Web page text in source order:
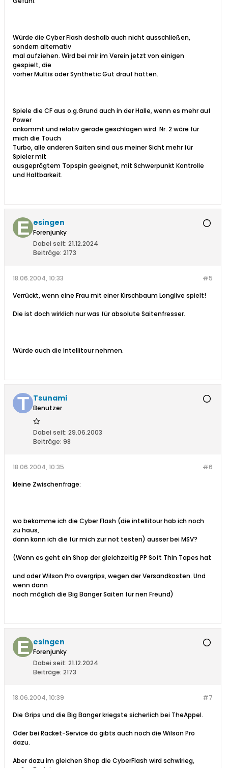
Würde die Cyber Flash deshalb auch nicht ausschließen,
sondern alternativ
mal aufziehen. Wird bei mir im Verein jetzt von einigen
gespielt, die
vorher Multis oder Synthetic Gut drauf hatten.
Spiele die CF aus o.g.Grund auch in der Halle, wenn es mehr auf
Power
ankommt und relativ gerade geschlagen wird. Nr. 2 wäre für
mich die Touch
Turbo, alle anderen Saiten sind aus meiner Sicht mehr für
Spieler mit
ausgeprägtem Topspin geeignet, mit Schwerpunkt Kontrolle
und Haltbarkeit.
esingen
Forenjunky
Dabei seit: 21.12.2024
Beiträge: 2173
#5
18.06.2004, 10:33
Verrückt, wenn eine Frau mit einer Kirschbaum Longlive spielt!
Die ist doch wirklich nur was für absolute Saitenfresser.
Würde auch die Intellitour nehmen.
Tsunami
Benutzer
Dabei seit: 29.06.2003
Beiträge: 98
#6
18.06.2004, 10:35
kleine Zwischenfrage:
wo bekomme ich die Cyber Flash (die intellitour hab ich noch
zu haus,
dann kann ich die für mich zur not testen) ausser bei MSV?
(Wenn es geht ein Shop der gleichzeitig PP Soft Thin Tapes hat
und oder Wilson Pro overgrips, wegen der Versandkosten. Und
wenn dann
noch möglich die Big Banger Saiten für nen Freund)
esingen
Forenjunky
Dabei seit: 21.12.2024
Beiträge: 2173
#7
18.06.2004, 10:39
Die Grips und die Big Banger kriegste sicherlich bei TheAppel.
Oder bei Racket-Service da gibts auch noch die Wilson Pro
dazu.
Aber dazu im gleichen Shop die CyberFlash wird schwirieg,